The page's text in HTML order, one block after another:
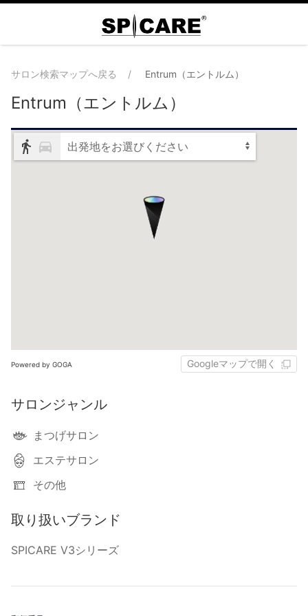
サロン検索マップへ戻る Entrum（エントルム）
Entrum（エントルム）
出発地をお選びください
Powered by GOGA Googleマップで開く
サロンジャンル
まつげサロン
エステサロン
その他
取り扱いブランド
SPICARE V3シリーズ